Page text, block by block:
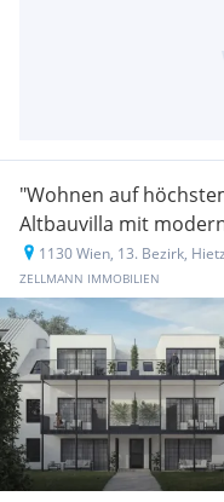
"Wohnen auf
Altbauvilla mit
ZELLMANN
1130 Wien, 13. Bezirk,
ZELLMANN IMMOBILIEN